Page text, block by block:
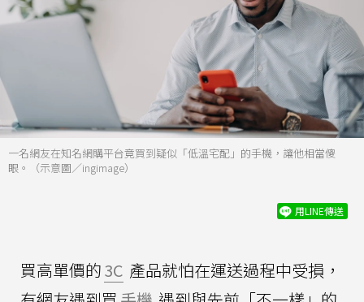
一名網友在知名網購平台竟買到疑似「低溫宅配」的手機，讓他相當傻
眼。（示意圖／ingimage）
用LINE傳送
買高單價的3C 產品就怕在運送過程中受損，